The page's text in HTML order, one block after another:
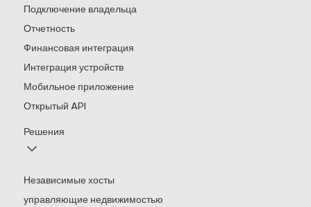
Подключение владельца
Отчетность
Финансовая интеграция
Интеграция устройств
Мобильное приложение
Открытый API
Решения
Независимые хосты
управляющие недвижимостью